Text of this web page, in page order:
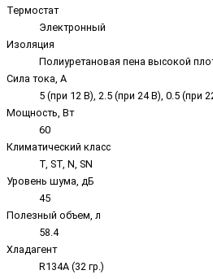
Термостат
Электронный
Изоляция
Полиуретановая пена высокой
Сила тока, А
5 (при 12 В), 2.5 (при 24 В), 0.5 (при
Мощность, Вт
60
Климатический класс
T, ST, N, SN
Уровень шума, дБ
45
Полезный объем, л
58.4
Хладагент
R134A (32 гр.)